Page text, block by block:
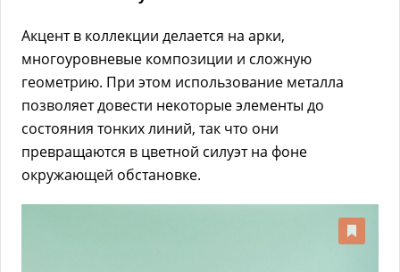
Акцент в коллекции делается на арки,
многоуровневые композиции и сложную
геометрию. При этом использование металла
позволяет довести некоторые элементы до
состояния тонких линий, так что они
превращаются в цветной силуэт на фоне
окружающей обстановке.